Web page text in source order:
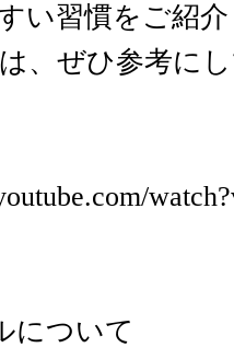
い習慣をご紹
、ぜひ参考に
について